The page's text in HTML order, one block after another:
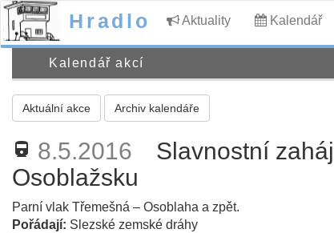
Hradlo Aktuality Kalendář
Kalendář akcí
Aktuální akce Archiv kalendáře
directions_railway 8.5.2016
Slavnostní
Osoblažsku
Parní vlak Třemešná – Osoblaha a zpět.
Pořádají: Slezské zemské dráhy